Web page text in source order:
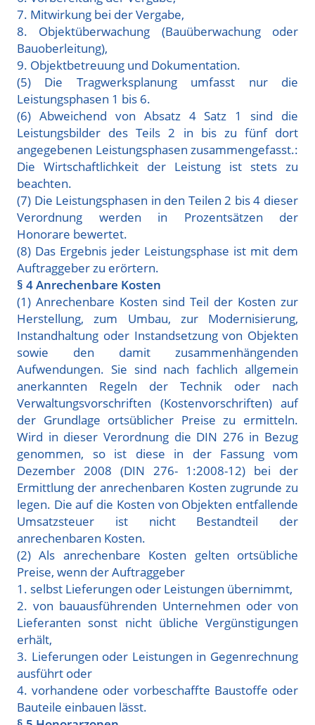
7. Mitwirkung bei der Vergabe,
8. Objektüberwachung (Bauüberwachung oder
Bauoberleitung),
9. Objektbetreuung und Dokumentation.
(5) Die Tragwerksplanung umfasst nur die
Leistungsphasen 1 bis 6.
(6) Abweichend von Absatz 4 Satz 1 sind die
Leistungsbilder des Teils 2 in bis zu fünf dort
angegebenen Leistungsphasen zusammengefasst.:
Die Wirtschaftlichkeit der Leistung ist stets zu
beachten.
(7) Die Leistungsphasen in den Teilen 2 bis 4 dieser
Verordnung werden in Prozentsätzen der
Honorare bewertet.
(8) Das Ergebnis jeder Leistungsphase ist mit dem
Auftraggeber zu erörtern.
§ 4 Anrechenbare Kosten
(1) Anrechenbare Kosten sind Teil der Kosten zur
Herstellung, zum Umbau, zur Modernisierung,
Instandhaltung oder Instandsetzung von Objekten
sowie den damit zusammenhängenden
Aufwendungen. Sie sind nach fachlich allgemein
anerkannten Regeln der Technik oder nach
Verwaltungsvorschriften (Kostenvorschriften) auf
der Grundlage ortsüblicher Preise zu ermitteln.
Wird in dieser Verordnung die DIN 276 in Bezug
genommen, so ist diese in der Fassung vom
Dezember 2008 (DIN 276- 1:2008-12) bei der
Ermittlung der anrechenbaren Kosten zugrunde zu
legen. Die auf die Kosten von Objekten entfallende
Umsatzsteuer ist nicht Bestandteil der
anrechenbaren Kosten.
(2) Als anrechenbare Kosten gelten ortsübliche
Preise, wenn der Auftraggeber
1. selbst Lieferungen oder Leistungen übernimmt,
2. von bauausführenden Unternehmen oder von
Lieferanten sonst nicht übliche Vergünstigungen
erhält,
3. Lieferungen oder Leistungen in Gegenrechnung
ausführt oder
4. vorhandene oder vorbeschaffte Baustoffe oder
Bauteile einbauen lässt.